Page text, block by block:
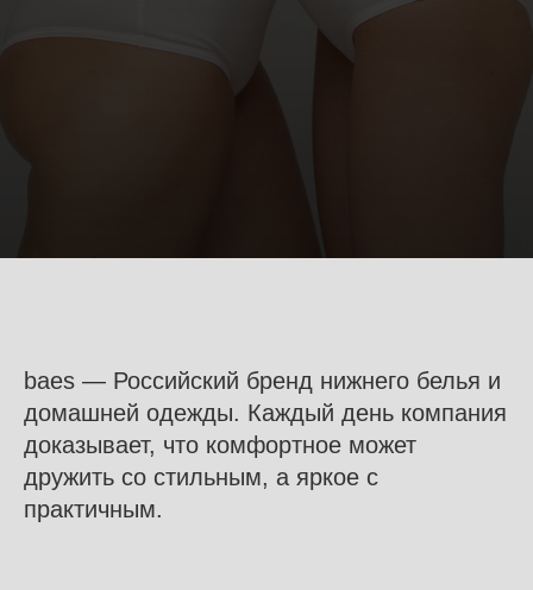
baes — Российский бренд нижнего белья и
домашней одежды. Каждый день компания
доказывает, что комфортное может
дружить со стильным, а яркое с
практичным.